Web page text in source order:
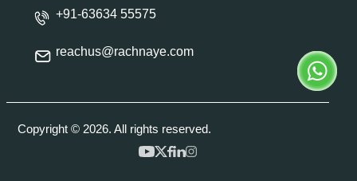
+91-63634 55575
reachus@rachnaye.com
Copyright © 2026. All rights reserved.